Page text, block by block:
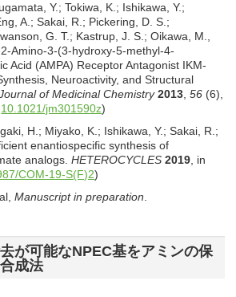
Y.; Tokiwa, K.; Ishikawa, Y.;
A.; Sakai, R.; Pickering, D. S.;
G. T.; Kastrup, J. S.; Oikawa, M.,
Amino-3-(3-hydroxy-5-methyl-4-
Acid (AMPA) Receptor Antagonist IKM-
Neuroactivity, and Structural
of Medicinal Chemistry 2013 ,56 (6),
10.1021/jm301590z)
H.; Miyako, K.; Ishikawa, Y.; Sakai, R.;
enantiospecific synthesis of
analogs.HETEROCYCLES 2019 , in
COM-19-S(F)2)
al,Manuscript in preparation
が可能なNPEC基をアミンの保
成法